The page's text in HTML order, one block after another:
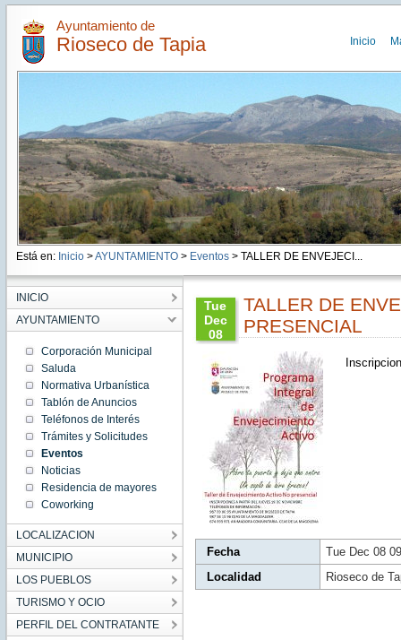
Ayuntamiento de
Rioseco de Tapia Inicio
Está en: Inicio >AYUNTAMIENTO> Eventos> TALLER DE ENVEJECI...
INICIO
AYUNTAMIENTO
Corporación Municipal
Saluda
Normativa Urbanística
Tablón de Anuncios
Teléfonos de Interés
Trámites y Solicitudes
Eventos
Noticias
Residencia de mayores
Coworking
LOCALIZACION
MUNICIPIO
LOS PUEBLOS
TURISMO Y OCIO
PERFIL DEL CONTRATANTE
Tue
Dec
08
CET
2020
Tue Dec
09:49:00
2020
Tue Dec
08
09:49:00
CET
2020
TALLER DE
PRESENCIAL
Fecha
Tue Dec 08
Localidad
Rioseco de